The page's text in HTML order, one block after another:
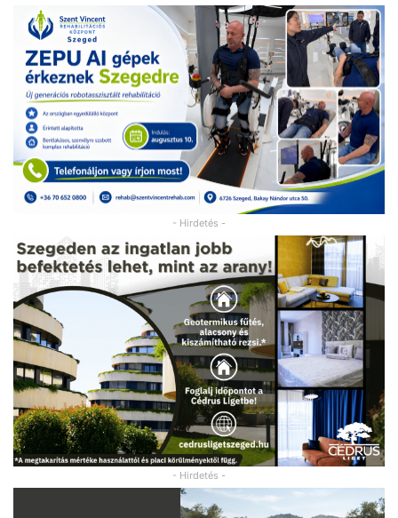
- Hirdetés -
- Hirdetés -